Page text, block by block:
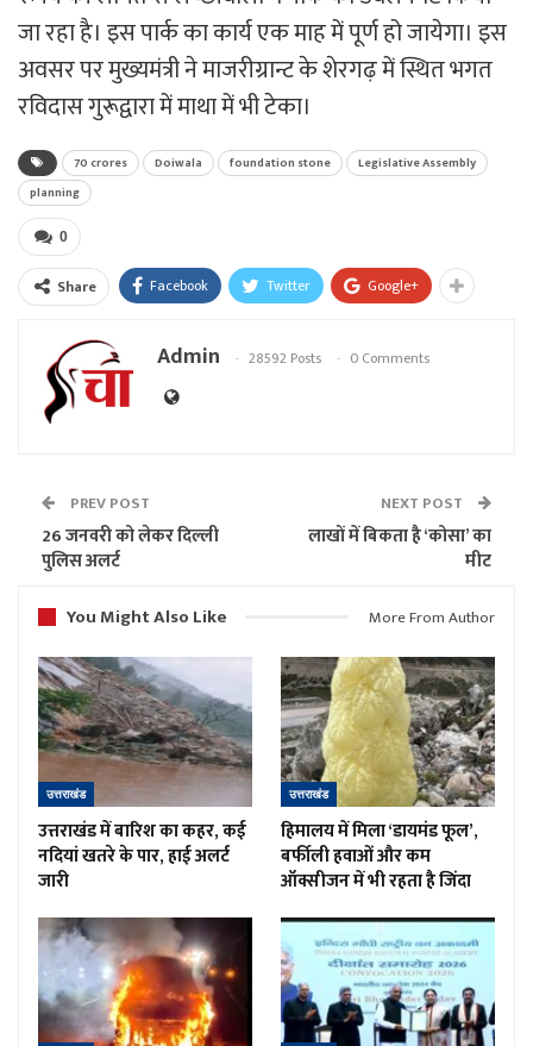
जा रहा है। इस पार्क का कार्य एक माह में पूर्ण हो जायेगा। इस
अवसर पर मुख्यमंत्री ने माजरीग्रान्ट के शेरगढ़ में स्थित भगत
रविदास गुरूद्वारा में माथा में भी टेका।
70 crores Doiwala foundation stone
Legislative Assembly
planning
0
Share Facebook Twitter Google+
Admin 28592 Posts 0 Comments
PREV POST
26 जनवरी को लेकर दिल्ली
पुलिस अलर्ट
NEXT POST
लाखों में बिकता है ‘कोसा’ का
मीट
You Might Also Like
More From Author
उत्तराखंड
उत्तराखंड में बारिश का कहर, कई
नदियां खतरे के पार, हाई अलर्ट
जारी
उत्तराखंड
हिमालय में मिला ‘डायमंड फूल’,
बर्फीली हवाओं और कम
ऑक्सीजन में भी रहता है जिंदा